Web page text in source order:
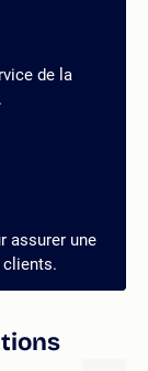
de la
assurer une